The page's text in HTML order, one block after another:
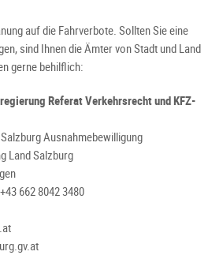
auf die Fahrverbote. Sollten Sie eine
sind Ihnen die Ämter von Stadt und Land
gerne behilflich:
Referat Verkehrsrecht und KFZ-
Ausnahmebewilligung
Land Salzburg
662 8042 3480